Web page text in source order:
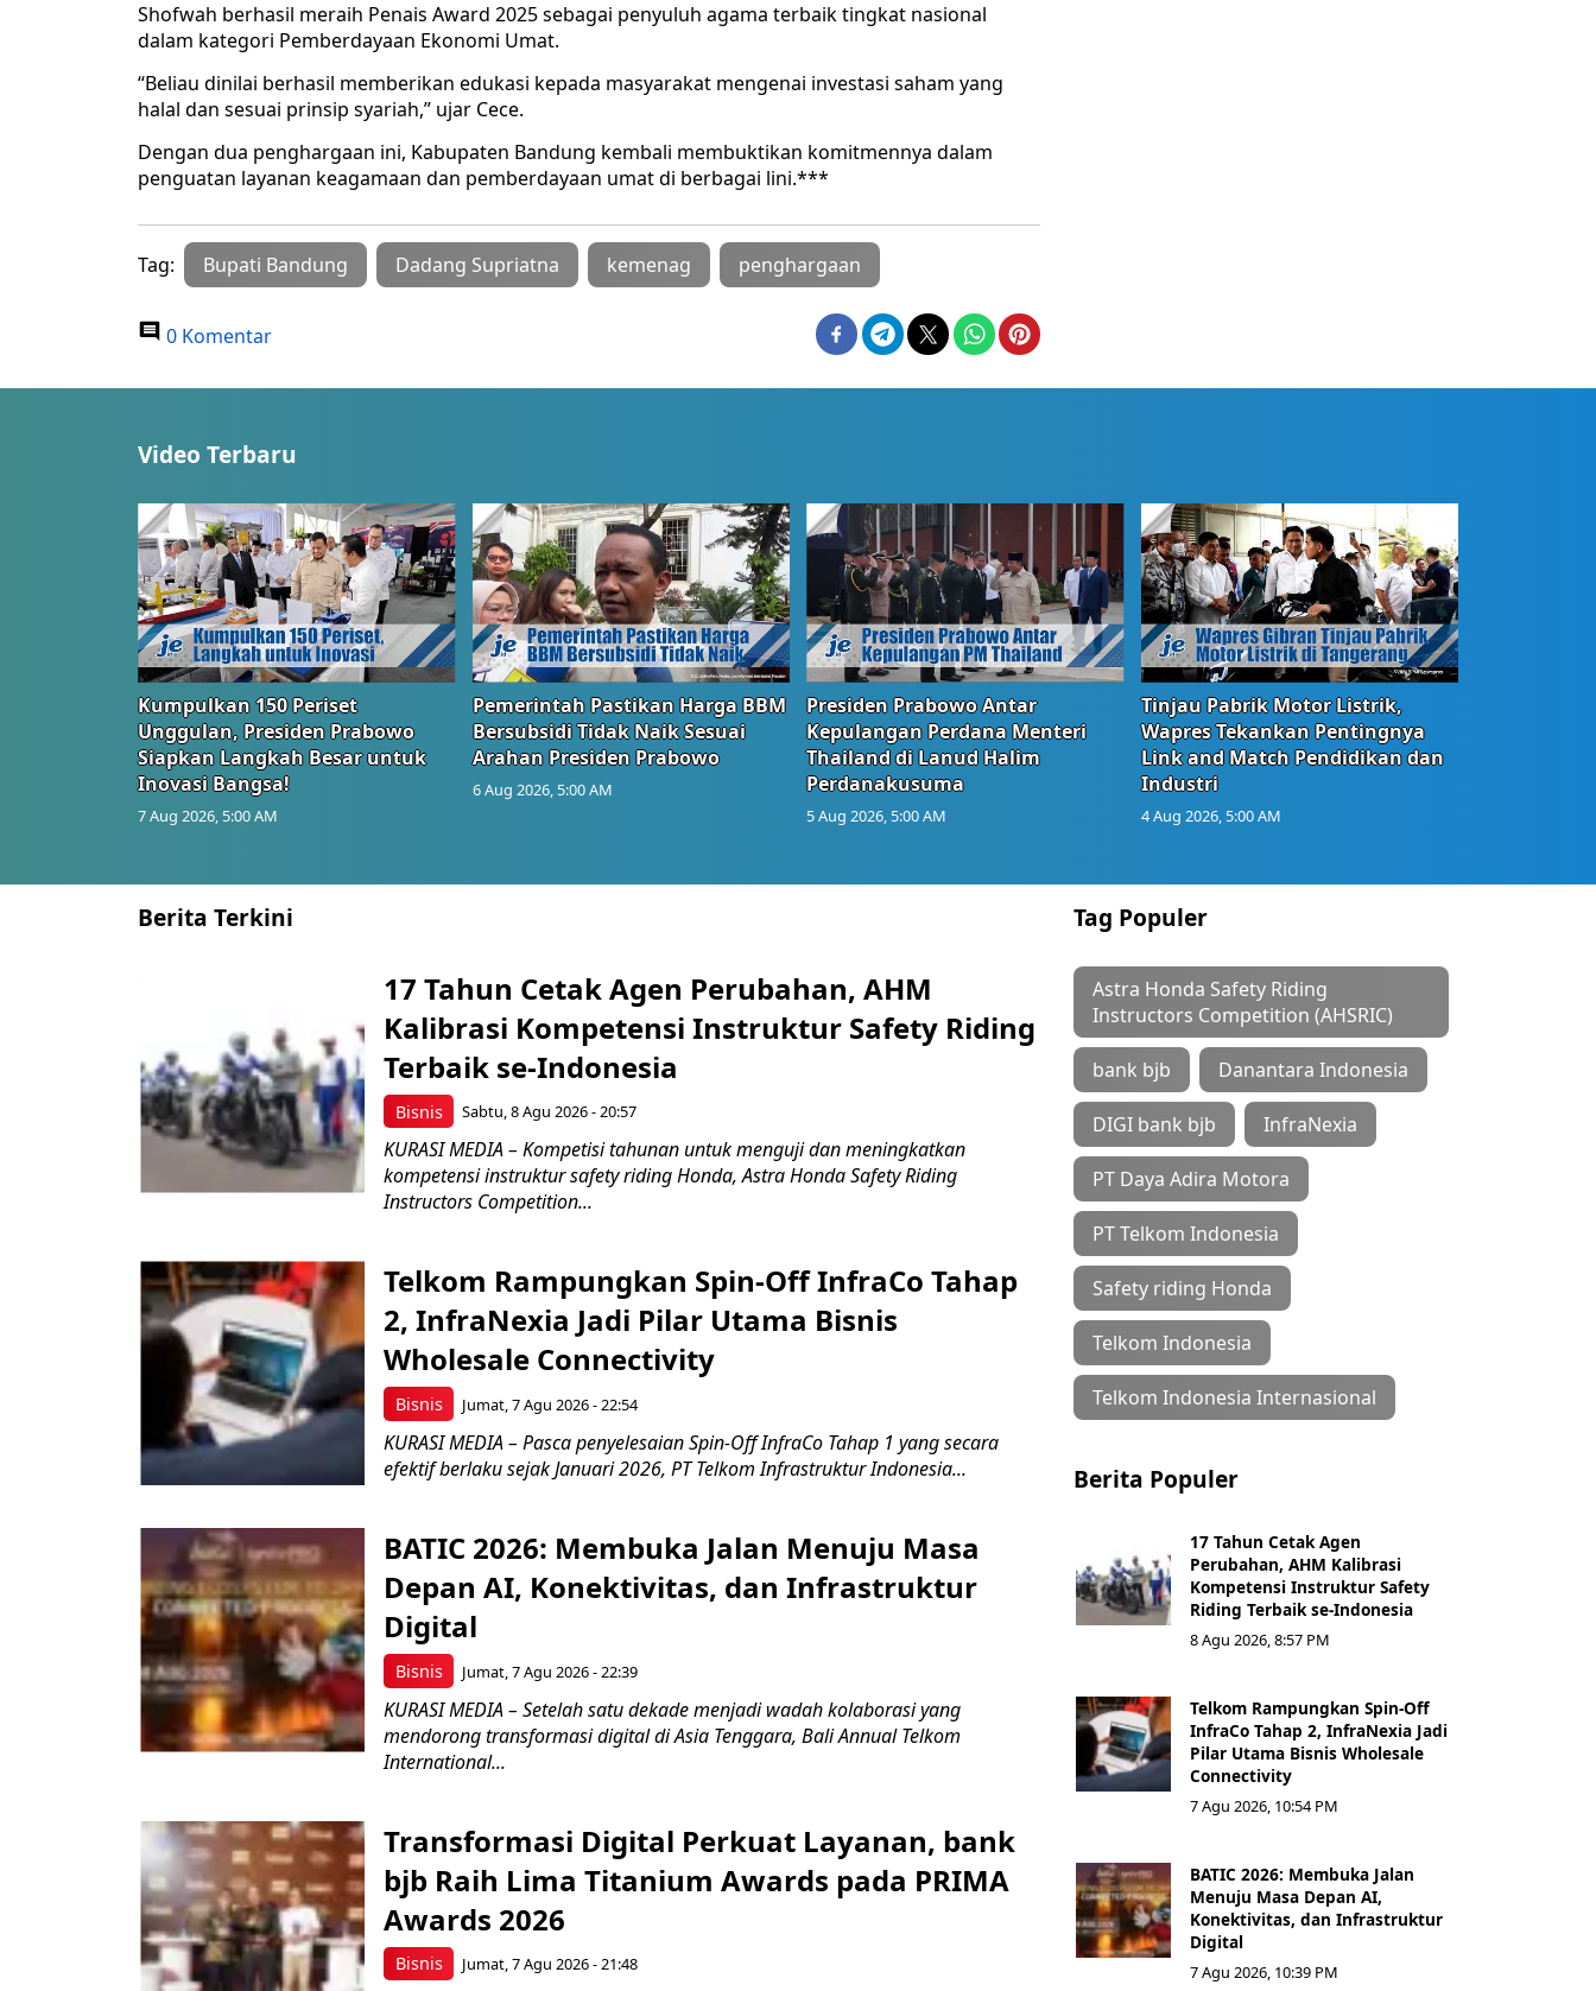
Shofwah berhasil meraih Penais Award 2025 sebagai penyuluh agama terbaik tingkat nasional
dalam kategori Pemberdayaan Ekonomi Umat.
“Beliau dinilai berhasil memberikan edukasi kepada masyarakat mengenai investasi saham yang
halal dan sesuai prinsip syariah,” ujar Cece.
Dengan dua penghargaan ini, Kabupaten Bandung kembali membuktikan komitmennya dalam
penguatan layanan keagamaan dan pemberdayaan umat di berbagai lini.***
Tag: Bupati Bandung Dadang Supriatna kemenag penghargaan
0 Komentar
Video Terbaru
Kumpulkan 150 Periset
Unggulan, Presiden Prabowo
Siapkan Langkah Besar untuk
Inovasi Bangsa!
7 Aug 2026, 5:00 AM
Pemerintah Pastikan Harga BBM
Bersubsidi Tidak Naik Sesuai
Arahan Presiden Prabowo
6 Aug 2026, 5:00 AM
Presiden Prabowo Antar
Kepulangan Perdana Menteri
Thailand di Lanud Halim
Perdanakusuma
5 Aug 2026, 5:00 AM
Tinjau Pabrik Motor Listrik,
Wapres Tekankan Pentingnya
Link and Match Pendidikan dan
Industri
4 Aug 2026, 5:00 AM
Berita Terkini
Bisnis
17 Tahun Cetak Agen Perubahan, AHM
Kalibrasi Kompetensi Instruktur Safety Riding
Terbaik se-Indonesia
Sabtu, 8 Agu 2026 - 20:57
KURASI MEDIA – Kompetisi tahunan untuk menguji dan meningkatkan
kompetensi instruktur safety riding Honda, Astra Honda Safety Riding
Instructors Competition...
Bisnis
Telkom Rampungkan Spin-Off InfraCo Tahap
2, InfraNexia Jadi Pilar Utama Bisnis
Wholesale Connectivity
Jumat, 7 Agu 2026 - 22:54
KURASI MEDIA – Pasca penyelesaian Spin-Off InfraCo Tahap 1 yang secara
efektif berlaku sejak Januari 2026, PT Telkom Infrastruktur Indonesia...
Bisnis
BATIC 2026: Membuka Jalan Menuju Masa
Depan AI, Konektivitas, dan Infrastruktur
Digital
Jumat, 7 Agu 2026 - 22:39
KURASI MEDIA – Setelah satu dekade menjadi wadah kolaborasi yang
mendorong transformasi digital di Asia Tenggara, Bali Annual Telkom
International...
Bisnis
Transformasi Digital Perkuat Layanan, bank
bjb Raih Lima Titanium Awards pada PRIMA
Awards 2026
Jumat, 7 Agu 2026 - 21:48
Tag Populer
Astra Honda Safety Riding
Instructors Competition (AHSRIC)
bank bjb Danantara Indonesia
DIGI bank bjb InfraNexia
PT Daya Adira Motora
PT Telkom Indonesia
Safety riding Honda
Telkom Indonesia
Telkom Indonesia Internasional
Berita Populer
17 Tahun Cetak Agen
Perubahan, AHM Kalibrasi
Kompetensi Instruktur Safety
Riding Terbaik se-Indonesia
8 Agu 2026, 8:57 PM
Telkom Rampungkan Spin-Off
InfraCo Tahap 2, InfraNexia Jadi
Pilar Utama Bisnis Wholesale
Connectivity
7 Agu 2026, 10:54 PM
BATIC 2026: Membuka Jalan
Menuju Masa Depan AI,
Konektivitas, dan Infrastruktur
Digital
7 Agu 2026, 10:39 PM